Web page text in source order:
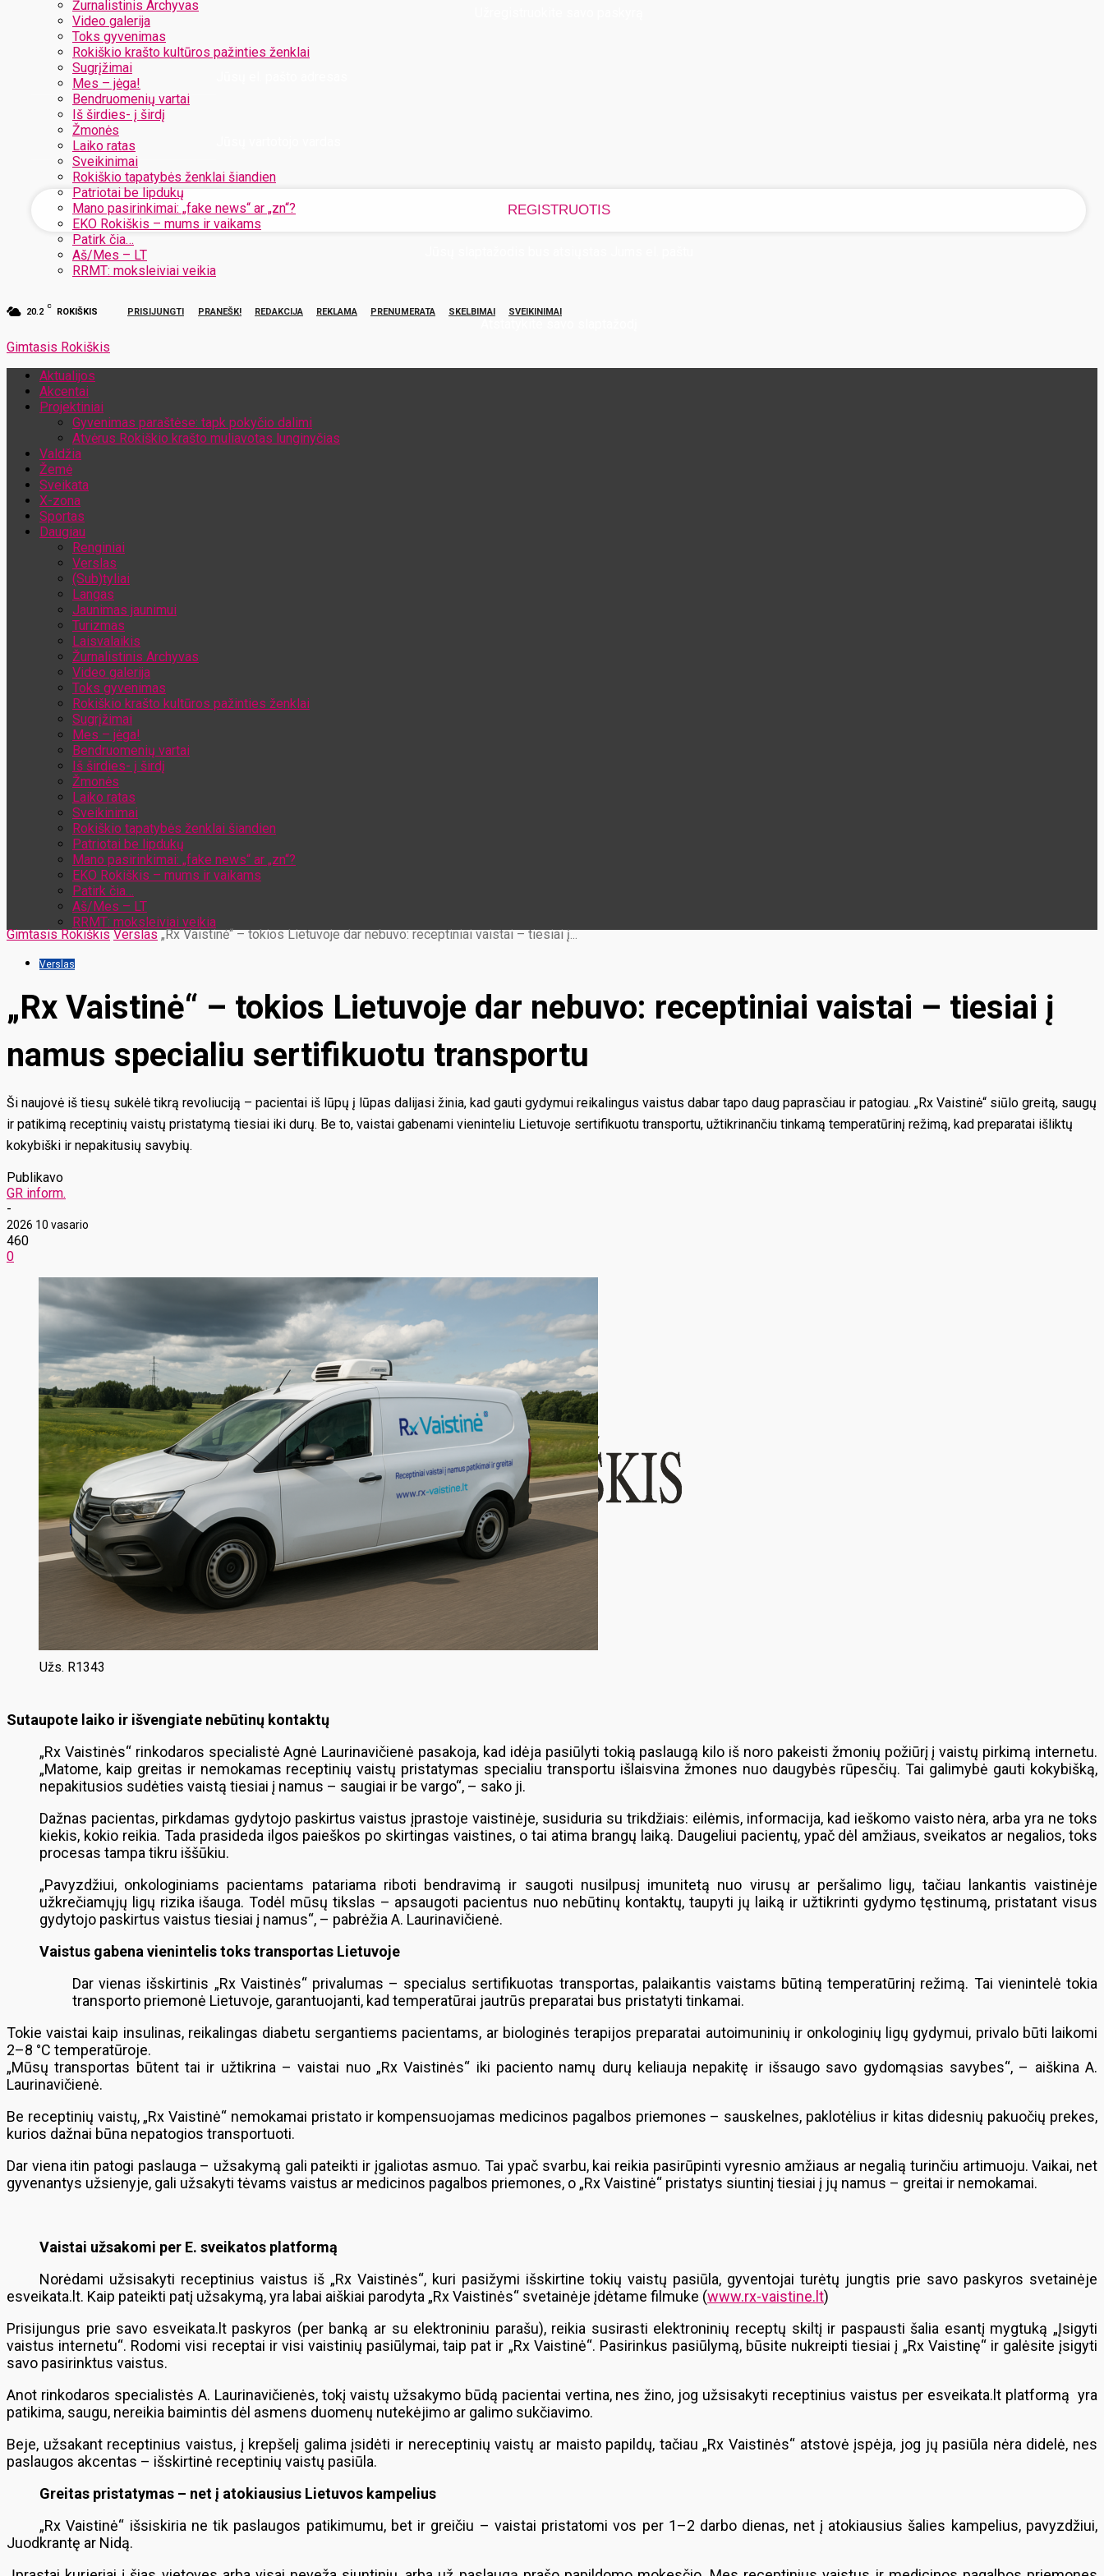
Žurnalistinis Archyvas
Video galerija
Toks gyvenimas
Rokiškio krašto kultūros pažinties ženklai
Sugrįžimai
Mes – jėga!
Bendruomenių vartai
Iš širdies- į širdį
Žmonės
Laiko ratas
Sveikinimai
Rokiškio tapatybės ženklai šiandien
Patriotai be lipdukų
Mano pasirinkimai: „fake news“ ar „zn“?
EKO Rokiškis – mums ir vaikams
Patirk čia…
Aš/Mes – LT
RRMT: moksleiviai veikia
20.2
C
ROKIŠKIS PRISIJUNGTI PRANEŠK! REDAKCIJA REKLAMA PRENUMERATA SKELBIMAI SVEIKINIMAI
Gimtasis Rokiškis
Aktualijos
Akcentai
Projektiniai
Gyvenimas paraštėse: tapk pokyčio dalimi
Atvėrus Rokiškio krašto muliavotas lunginyčias
Valdžia
Žemė
Sveikata
X-zona
Sportas
Daugiau
Renginiai
Verslas
(Sub)tyliai
Langas
Jaunimas jaunimui
Turizmas
Laisvalaikis
Žurnalistinis Archyvas
Video galerija
Toks gyvenimas
Rokiškio krašto kultūros pažinties ženklai
Sugrįžimai
Mes – jėga!
Bendruomenių vartai
Iš širdies- į širdį
Žmonės
Laiko ratas
Sveikinimai
Rokiškio tapatybės ženklai šiandien
Patriotai be lipdukų
Mano pasirinkimai: „fake news“ ar „zn“?
EKO Rokiškis – mums ir vaikams
Patirk čia…
Aš/Mes – LT
RRMT: moksleiviai veikia
Gimtasis Rokiškis Verslas „Rx Vaistinė“ – tokios Lietuvoje dar nebuvo: receptiniai vaistai – tiesiai į...
Verslas
„Rx Vaistinė“ – tokios Lietuvoje dar nebuvo: receptiniai vaistai – tiesiai į
namus specialiu sertifikuotu transportu
Ši naujovė iš tiesų sukėlė tikrą revoliuciją – pacientai iš lūpų į lūpas dalijasi žinia, kad gauti gydymui reikalingus vaistus dabar tapo daug paprasčiau ir patogiau. „Rx Vaistinė“ siūlo greitą, saugų
ir patikimą receptinių vaistų pristatymą tiesiai iki durų. Be to, vaistai gabenami vieninteliu Lietuvoje sertifikuotu transportu, užtikrinančiu tinkamą temperatūrinį režimą, kad preparatai išliktų
kokybiški ir nepakitusių savybių.
Publikavo
GR inform.
-
2026 10 vasario
460
0
Užs. R1343
Sutaupote laiko ir išvengiate nebūtinų kontaktų
„Rx Vaistinės“ rinkodaros specialistė Agnė Laurinavičienė pasakoja, kad idėja pasiūlyti tokią paslaugą kilo iš noro pakeisti žmonių požiūrį į vaistų pirkimą internetu.
„Matome, kaip greitas ir nemokamas receptinių vaistų pristatymas specialiu transportu išlaisvina žmones nuo daugybės rūpesčių. Tai galimybė gauti kokybišką,
nepakitusios sudėties vaistą tiesiai į namus – saugiai ir be vargo“, – sako ji.
Dažnas pacientas, pirkdamas gydytojo paskirtus vaistus įprastoje vaistinėje, susiduria su trikdžiais: eilėmis, informacija, kad ieškomo vaisto nėra, arba yra ne toks
kiekis, kokio reikia. Tada prasideda ilgos paieškos po skirtingas vaistines, o tai atima brangų laiką. Daugeliui pacientų, ypač dėl amžiaus, sveikatos ar negalios, toks
procesas tampa tikru iššūkiu.
„Pavyzdžiui, onkologiniams pacientams patariama riboti bendravimą ir saugoti nusilpusį imunitetą nuo virusų ar peršalimo ligų, tačiau lankantis vaistinėje
užkrečiamųjų ligų rizika išauga. Todėl mūsų tikslas – apsaugoti pacientus nuo nebūtinų kontaktų, taupyti jų laiką ir užtikrinti gydymo tęstinumą, pristatant visus
gydytojo paskirtus vaistus tiesiai į namus“, – pabrėžia A. Laurinavičienė.
Vaistus gabena vienintelis toks transportas Lietuvoje
Dar vienas išskirtinis „Rx Vaistinės“ privalumas – specialus sertifikuotas transportas, palaikantis vaistams būtiną temperatūrinį režimą. Tai vienintelė tokia
transporto priemonė Lietuvoje, garantuojanti, kad temperatūrai jautrūs preparatai bus pristatyti tinkamai.
Tokie vaistai kaip insulinas, reikalingas diabetu sergantiems pacientams, ar biologinės terapijos preparatai autoimuninių ir onkologinių ligų gydymui, privalo būti laikomi
2–8 °C temperatūroje.
„Mūsų transportas būtent tai ir užtikrina – vaistai nuo „Rx Vaistinės“ iki paciento namų durų keliauja nepakitę ir išsaugo savo gydomąsias savybes“, – aiškina A.
Laurinavičienė.
Be receptinių vaistų, „Rx Vaistinė“ nemokamai pristato ir kompensuojamas medicinos pagalbos priemones – sauskelnes, paklotėlius ir kitas didesnių pakuočių prekes,
kurios dažnai būna nepatogios transportuoti.
Dar viena itin patogi paslauga – užsakymą gali pateikti ir įgaliotas asmuo. Tai ypač svarbu, kai reikia pasirūpinti vyresnio amžiaus ar negalią turinčiu artimuoju. Vaikai, net
gyvenantys užsienyje, gali užsakyti tėvams vaistus ar medicinos pagalbos priemones, o „Rx Vaistinė“ pristatys siuntinį tiesiai į jų namus – greitai ir nemokamai.
Vaistai užsakomi per E. sveikatos platformą
Norėdami užsisakyti receptinius vaistus iš „Rx Vaistinės“, kuri pasižymi išskirtine tokių vaistų pasiūla, gyventojai turėtų jungtis prie savo paskyros svetainėje
esveikata.lt. Kaip pateikti patį užsakymą, yra labai aiškiai parodyta „Rx Vaistinės“ svetainėje įdėtame filmuke (www.rx-vaistine.lt)
Prisijungus prie savo esveikata.lt paskyros (per banką ar su elektroniniu parašu), reikia susirasti elektroninių receptų skiltį ir paspausti šalia esantį mygtuką „Įsigyti
vaistus internetu“. Rodomi visi receptai ir visi vaistinių pasiūlymai, taip pat ir „Rx Vaistinė“. Pasirinkus pasiūlymą, būsite nukreipti tiesiai į „Rx Vaistinę“ ir galėsite įsigyti
savo pasirinktus vaistus.
Anot rinkodaros specialistės A. Laurinavičienės, tokį vaistų užsakymo būdą pacientai vertina, nes žino, jog užsisakyti receptinius vaistus per esveikata.lt platformą yra
patikima, saugu, nereikia baimintis dėl asmens duomenų nutekėjimo ar galimo sukčiavimo.
Beje, užsakant receptinius vaistus, į krepšelį galima įsidėti ir nereceptinių vaistų ar maisto papildų, tačiau „Rx Vaistinės“ atstovė įspėja, jog jų pasiūla nėra didelė, nes
paslaugos akcentas – išskirtinė receptinių vaistų pasiūla.
Greitas pristatymas – net į atokiausius Lietuvos kampelius
„Rx Vaistinė“ išsiskiria ne tik paslaugos patikimumu, bet ir greičiu – vaistai pristatomi vos per 1–2 darbo dienas, net į atokiausius šalies kampelius, pavyzdžiui,
Juodkrantę ar Nidą.